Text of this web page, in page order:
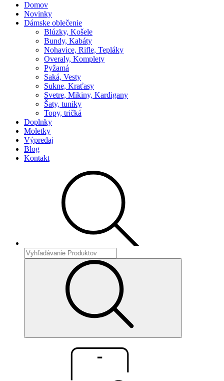
Domov
Novinky
Dámske oblečenie
Blúzky, Košele
Bundy, Kabáty
Nohavice, Rifle, Tepláky
Overaly, Komplety
Pyžamá
Saká, Vesty
Sukne, Kraťasy
Svetre, Mikiny, Kardigany
Šaty, tuniky
Topy, tričká
Doplnky
Moletky
Výpredaj
Blog
Kontakt